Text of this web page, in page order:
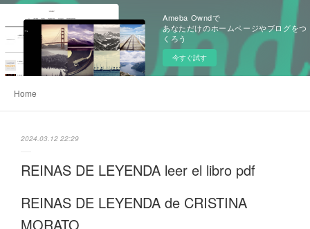
Ameba Owndで
あなただけのホームページやブログをつ
くろう
今すぐ試す
Home
2024.03.12 22:29
REINAS DE LEYENDA leer el libro pdf
REINAS DE LEYENDA de CRISTINA
MORATO